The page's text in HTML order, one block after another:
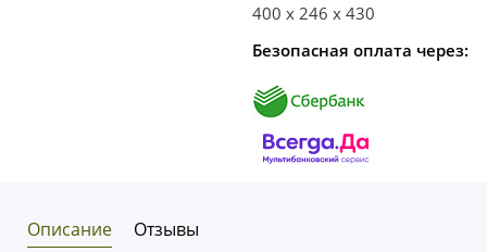
400 x 246 x 430
Безопасная оплата через:
Описание Отзывы